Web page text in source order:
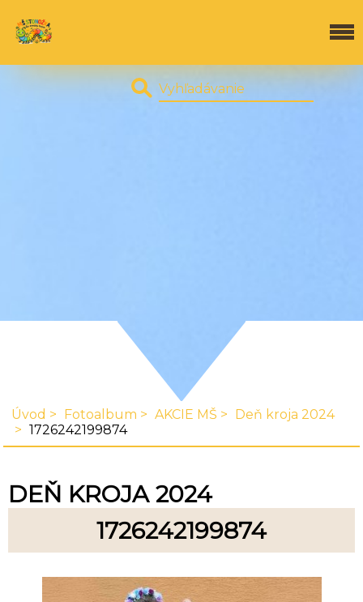
Úvod Fotoalbum AKCIE MŠ
Deň kroja 2024
1726242199874
DEŇ KROJA 2024
1726242199874